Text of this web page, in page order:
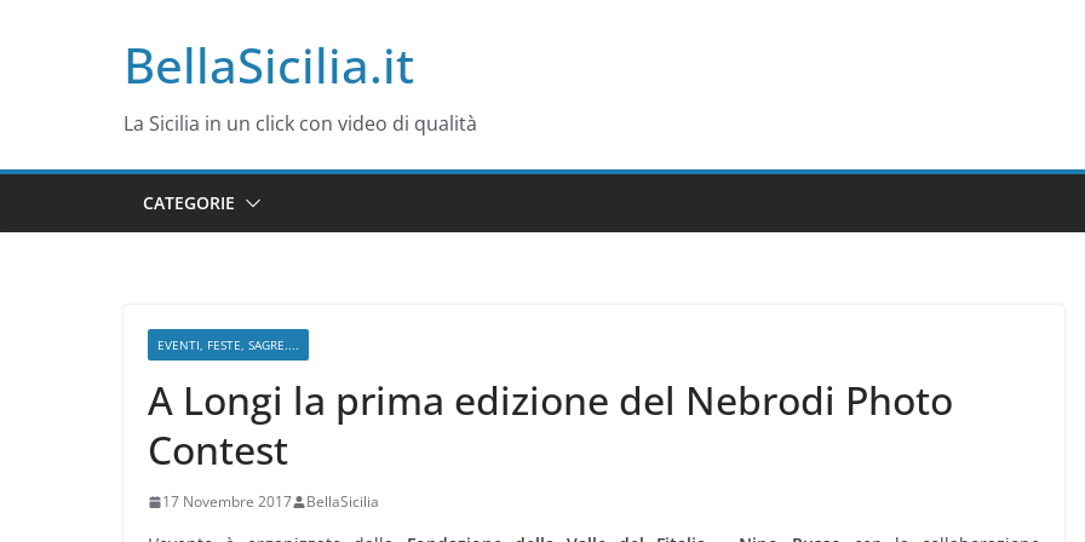
BellaSicilia.it
La Sicilia in un click con video di qualità
CATEGORIE
EVENTI, FESTE, SAGRE....
A Longi la prima edizione del Nebrodi Photo
Contest
17 Novembre 2017 BellaSicilia